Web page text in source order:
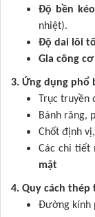
Độ bền kéo
nhiệt).
Độ dai lõi
Gia công
3. Ứng dụng phổ
Trục
Bánh răng,
Chốt định
Các chi tiết
mặt
4. Quy cách thép
Đường kính